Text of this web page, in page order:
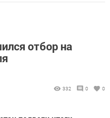
отбор на
332 0 0